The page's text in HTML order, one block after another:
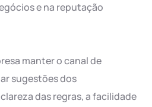
e na reputação
manter o canal de
sugestões dos
das regras, a facilidade